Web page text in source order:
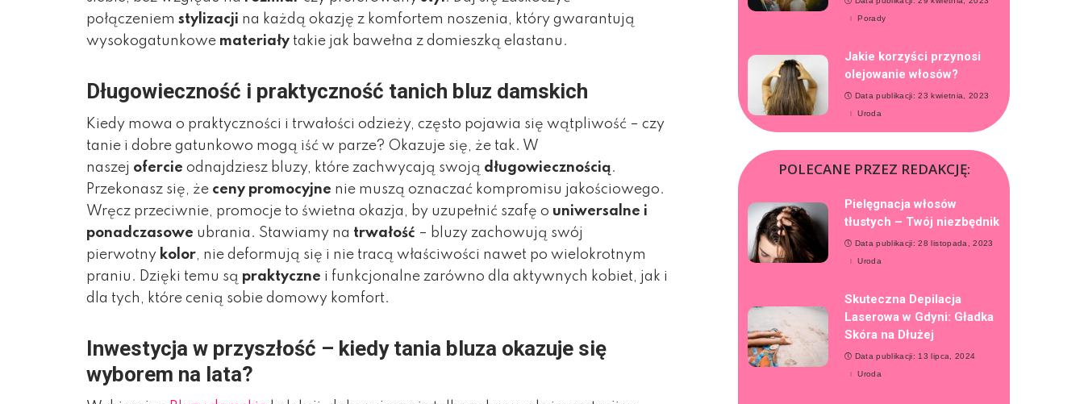
połączeniem stylizacji na każdą okazję z komfortem noszenia, który gwarantują
wysokogatunkowe materiały takie jak bawełna z domieszką elastanu.
Długowieczność i praktyczność tanich bluz damskich
Kiedy mowa o praktyczności i trwałości odzieży, często pojawia się wątpliwość – czy
tanie i dobre gatunkowo mogą iść w parze? Okazuje się, że tak. W
naszej ofercie odnajdziesz bluzy, które zachwycają swoją długowiecznością.
Przekonasz się, że ceny promocyjne nie muszą oznaczać kompromisu jakościowego.
Wręcz przeciwnie, promocje to świetna okazja, by uzupełnić szafę o uniwersalne i
ponadczasowe ubrania. Stawiamy na trwałość – bluzy zachowują swój
pierwotny kolor, nie deformują się i nie tracą właściwości nawet po wielokrotnym
praniu. Dzięki temu są praktyczne i funkcjonalne zarówno dla aktywnych kobiet, jak i
dla tych, które cenią sobie domowy komfort.
Inwestycja w przyszłość – kiedy tania bluza okazuje się
wyborem na lata?
Porady
Jakie korzyści przynosi
olejowanie włosów?
Data publikacji: 23 kwietnia, 2023
Uroda
POLECANE PRZEZ REDAKCJĘ:
Pielęgnacja włosów
tłustych – Twój niezbędnik
Data publikacji: 28 listopada, 2023
Uroda
Skuteczna Depilacja
Laserowa w Gdyni: Gładka
Skóra na Dłużej
Data publikacji: 13 lipca, 2024
Uroda